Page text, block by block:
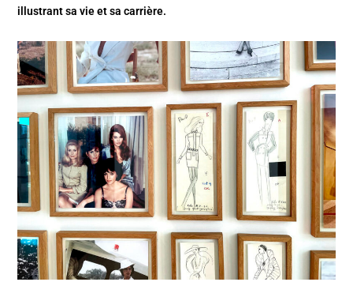
illustrant sa vie et sa carrière.